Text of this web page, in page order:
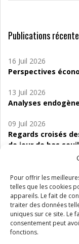
Pour offrir les
telles que les cookies
appareils. Le fait de
traiter des données
uniques sur ce site. Le
consentement peut
fonctions.
Publications
16 Juil 2026
Perspectives
13 Juil 2026
Analyses
09 Juil 2026
Regards croisés
de jour de bas
06 Juil 2026
Étude
01 Juil 2026
Pénurie du